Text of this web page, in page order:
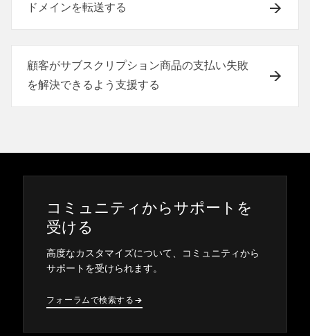
ドメインを転送する
顧客がサブスクリプション商品の支払い失敗
を解決できるよう支援する
コミ⁠ュニテ⁠ィからサポ⁠ートを
受ける
高度なカスタマイズについて⁠、コミ⁠ュニテ⁠ィから
サポ⁠ートを受けられます⁠。
フ⁠ォ⁠ーラムで検索する →
→